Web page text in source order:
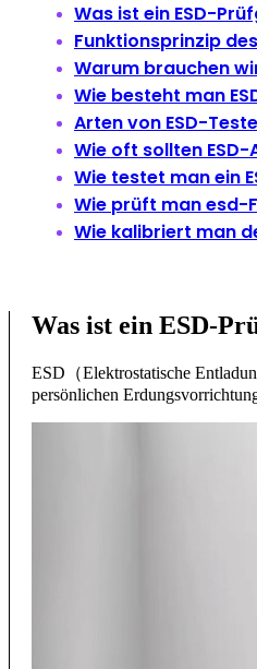
Was ist ein ESD-
Funktionsprinzip
Warum brauchen
Wie besteht man
Arten von ESD-
Wie oft sollten
Wie testet man ein
Wie prüft man esd-
Wie kalibriert man
Was ist ein ESD-
ESD（Elektrostatische
persönlichen